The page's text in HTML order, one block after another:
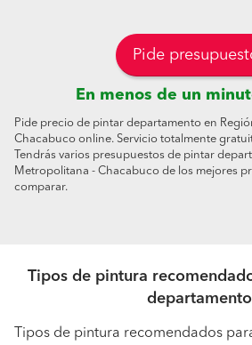
Pide
En menos de un
Pide precio de pintar departamento en
Chacabuco online. Servicio totalmente
Tendrás varios presupuestos de pintar
Metropolitana - Chacabuco de los mejores
comparar.
Tipos de pintura
departamento
Tipos de pintura recomendados